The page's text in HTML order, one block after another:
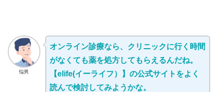
悩男
オンライン診療なら、クリニックに行く時間
がなくても薬を処方してもらえるんだね。
【elife(イーライフ）】の公式サイトをよく
読んで検討してみようかな。